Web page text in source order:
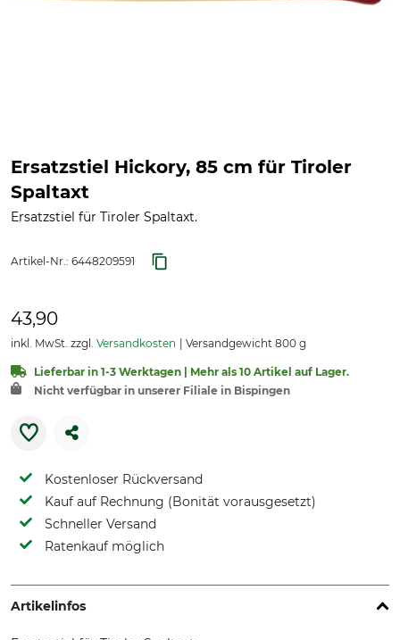
Ersatzstiel Hickory, 85 cm für Tiroler
Spaltaxt
Ersatzstiel für Tiroler Spaltaxt.
Artikel-Nr.: 6448209591
43,90
inkl. MwSt. zzgl. Versandkosten Versandgewicht 800 g
Lieferbar in 1-3 Werktagen | Mehr als 10 Artikel auf Lager.
Nicht verfügbar in unserer Filiale in Bispingen
Kostenloser Rückversand
Kauf auf Rechnung (Bonität vorausgesetzt)
Schneller Versand
Ratenkauf möglich
Artikelinfos